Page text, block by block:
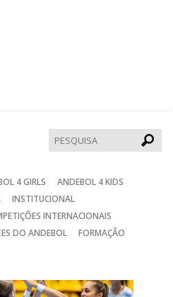
4 GIRLS
ANDEBOL 4 KIDS
INSTITUCIONAL
INTERNACIONAIS
DO ANDEBOL
FORMAÇÃO